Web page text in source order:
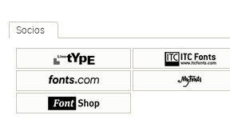
Socios